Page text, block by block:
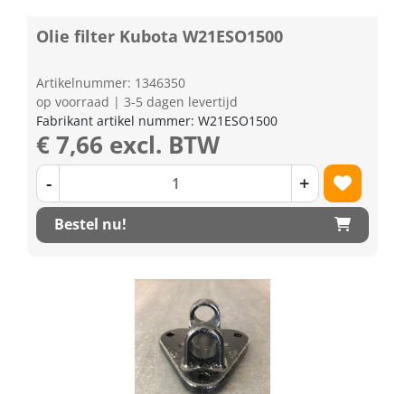
Olie filter Kubota W21ESO1500
Artikelnummer: 1346350
op voorraad | 3-5 dagen levertijd
Fabrikant artikel nummer: W21ESO1500
€ 7,66 excl. BTW
- +
Bestel nu!